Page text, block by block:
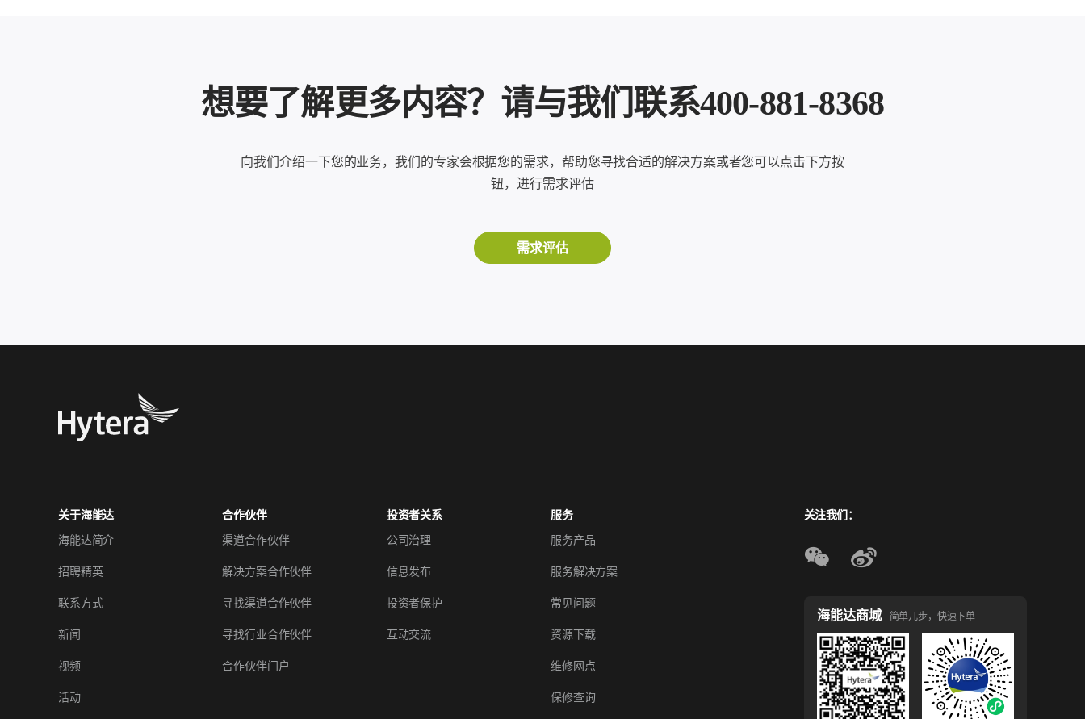
想要了解更多内容？请与我们联系400-881-8368
向我们介绍一下您的业务，我们的专家会根据您的需求，帮助您寻找合适的解决方案或者您可以点击下方按
钮，进行需求评估
需求评估
关于海能达
海能达简介
招聘精英
联系方式
新闻
视频
活动
合作伙伴
渠道合作伙伴
解决方案合作伙伴
寻找渠道合作伙伴
寻找行业合作伙伴
合作伙伴门户
投资者关系
公司治理
信息发布
投资者保护
互动交流
服务
服务产品
服务解决方案
常见问题
资源下载
维修网点
保修查询
关注我们：
海能达商城 简单几步，快速下单